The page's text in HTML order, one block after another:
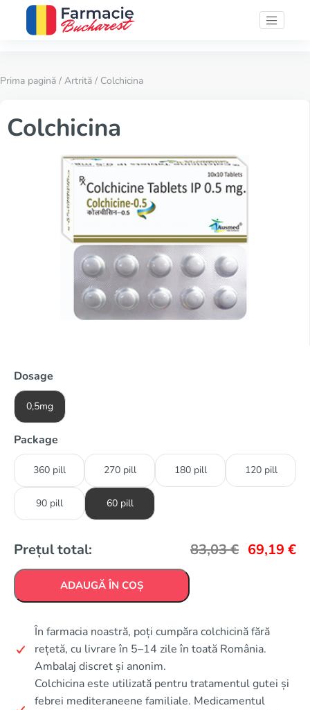
Prima pagină / Artrită / Colchicina
Colchicina
Dosage
0,5mg
Package
360 pill 270 pill 180 pill 120 pill
90 pill 60 pill
Prețul total: 83,03€ 69,19 €
ADAUGĂ ÎN COȘ
În farmacia noastră, poți cumpăra colchicină fără
rețetă, cu livrare în 5–14 zile în toată România.
Ambalaj discret și anonim.
Colchicina este utilizată pentru tratamentul gutei și
febrei mediteraneene familiale. Medicamentul